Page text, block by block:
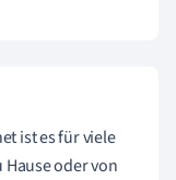
ist es für viele
oder von